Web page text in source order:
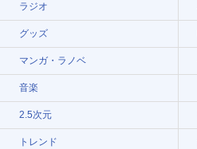
ラジオ
グッズ
マンガ・ラノベ
音楽
2.5次元
トレンド